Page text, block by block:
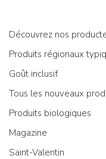
Découvrez nos
Produits régionaux
Goût inclusif
Tous les nouveaux
Produits biologiques
Magazine
Saint-Valentin